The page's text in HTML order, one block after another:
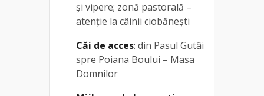
și vipere; zonă pastorală –
atenție la câinii ciobănești
Căi de acces: din Pasul Gutâi
spre Poiana Boului – Masa
Domnilor